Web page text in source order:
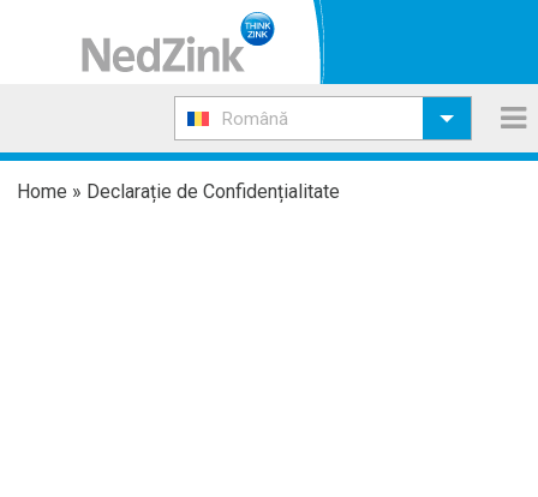
Română
Home » Declarație de Confidențialitate